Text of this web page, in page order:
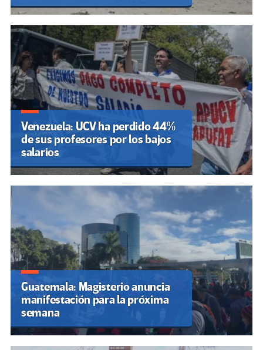
Venezuela: UCV ha perdido 44%
de sus profesores por los bajos
salarios
Guatemala: Magisterio anuncia
manifestación para la próxima
semana